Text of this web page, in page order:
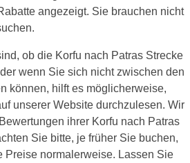
angezeigt. Sie brauchen nicht
ob die Korfu nach Patras Strecke
wenn Sie sich nicht zwischen den
können, hilft es möglicherweise,
unserer Website durchzulesen. Wir
ihrer Korfu nach Patras
Sie bitte, je früher Sie buchen,
Preise normalerweise. Lassen Sie